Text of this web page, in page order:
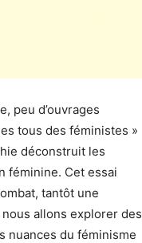
peu d’ouvrages
tous des féministes »
déconstruit les
féminine. Cet essai
tantôt une
allons explorer des
nuances du féminisme